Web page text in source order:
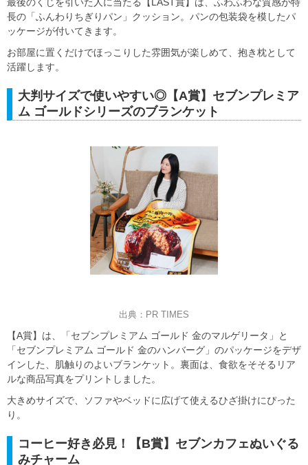
最後のくじを引いた人に当たる【LAST賞】は、ふわふわな質感が特
長の「ふんわりちぎりパン」クッション。パンの包装袋を模したパ
ッケージが付いてきます。
お部屋に置くだけでほっこりした雰囲気が楽しめて、抱き枕として
活躍します。
大判サイズで使いやすい◎【A賞】セブンプレミア
ム ゴールドシリーズのブランケット
出典：PR TIMES
【A賞】は、「セブンプレミアム ゴールド 金のマルゲリータ」と
「セブンプレミアム ゴールド 金のハンバーグ」のパッケージをデザ
インした、肌触りのよいブランケット。裏面は、食欲をそそるリア
ルな商品写真をプリントしました。
大きめサイズで、ソファやベッドに広げて使えるひざ掛けにぴった
り。
コーヒー好き必見！【B賞】セブンカフェぬいぐる
みチャーム